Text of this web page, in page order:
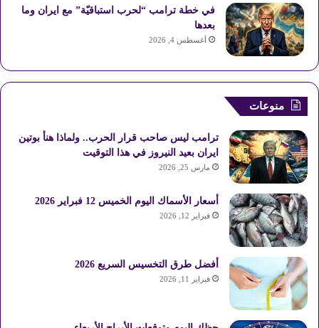
في خطة ترامب “لحرب استباقيّة” مع ايران وما
بعدها
أغسطس 4, 2026
منوعات
ترامب ليس صاحب قرار الحرب.. ولماذا هنأ بوتين
ايران بعيد النيروز في هذا التوقيت
مارس 25, 2026
أسعار الأسماك اليوم الخميس 12 فبراير 2026
فبراير 12, 2026
أفضل طرق التخسيس السريع 2026
فبراير 11, 2026